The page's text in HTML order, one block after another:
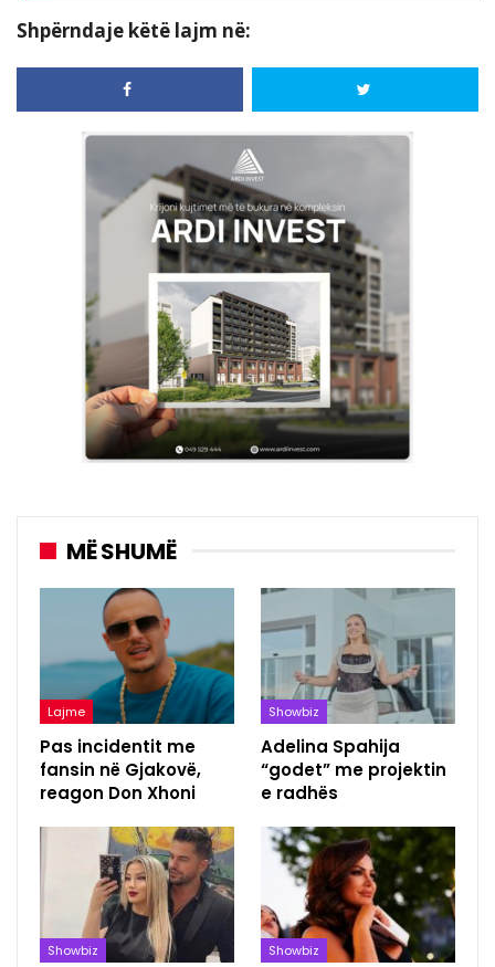
Shpërndaje këtë lajm në:
MË SHUMË
Lajme
Pas incidentit me
fansin në Gjakovë,
reagon Don Xhoni
Showbiz
Adelina Spahija
“godet” me projektin
e radhës
Showbiz Showbiz